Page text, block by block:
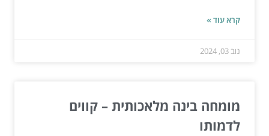
קרא עוד »
נוב 03, 2024
מומחה בינה מלאכותית – קווים
לדמותו